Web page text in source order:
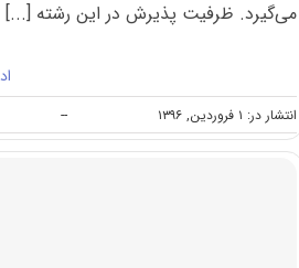
می‌گیرد. ظرفیت پذیرش در این رشته [...]
انتشار در: ۱ فروردین, ۱۳۹۶ --